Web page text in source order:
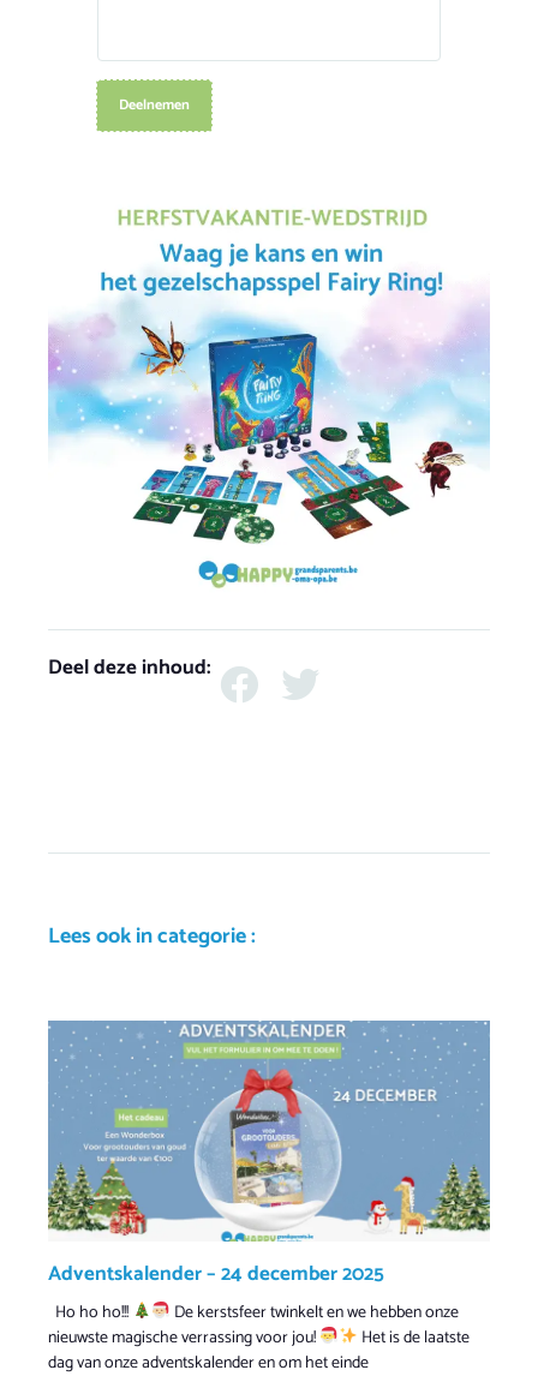
Deelnemen
Deel deze inhoud:
Lees ook in categorie :
Adventskalender – 24 december 2025
Ho ho ho!!!
De kerstsfeer twinkelt en we hebben onze
nieuwste magische verrassing voor jou!
Het is de laatste
dag van onze adventskalender en om het einde